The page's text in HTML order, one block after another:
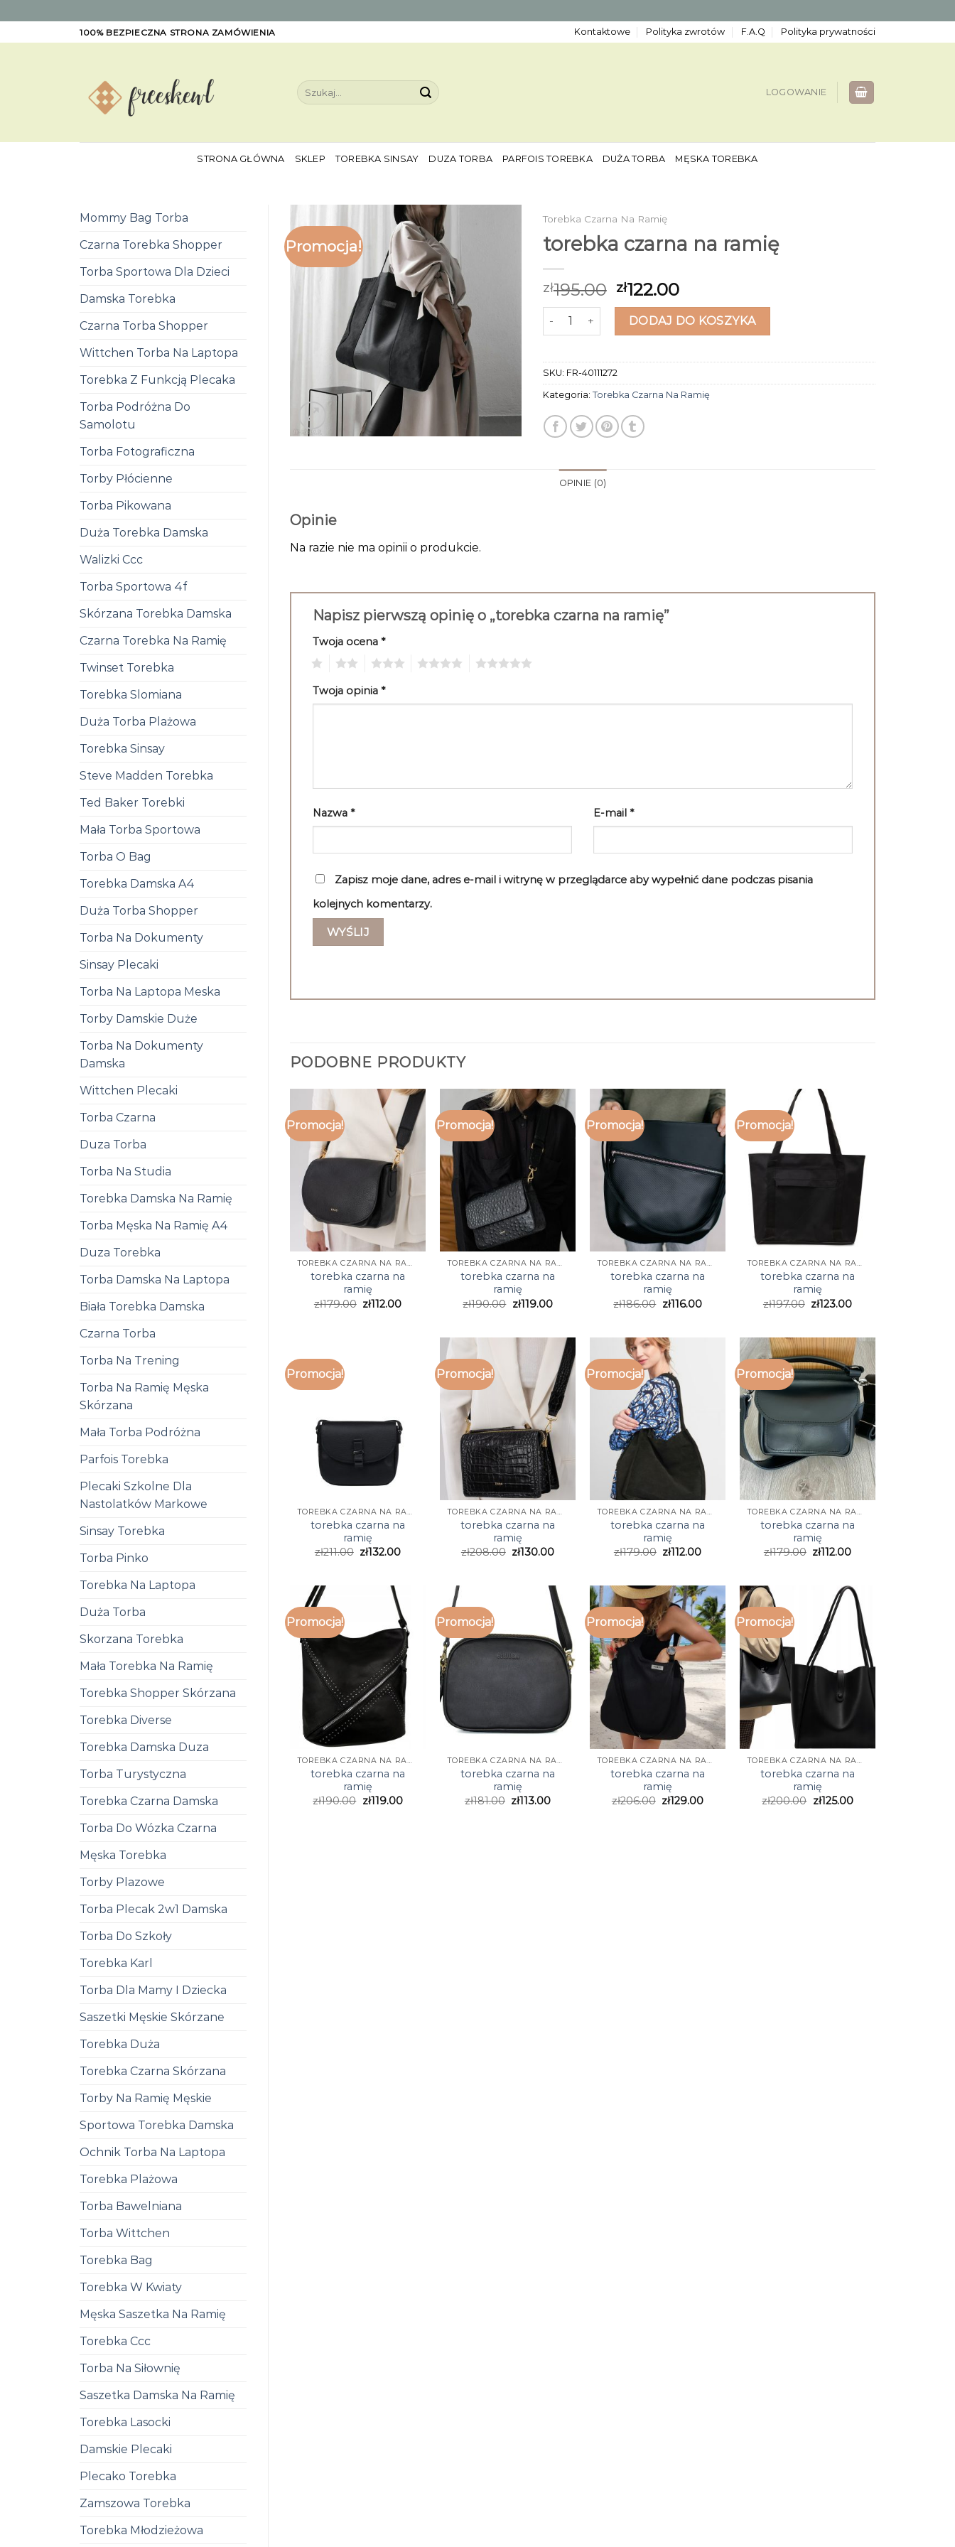
to
100% BEZPIECZNA STRONA ZAMÓWIENIA Kontaktowe Polityka zwrotów F.A.Q Polityka prywatności
Szukaj:
LOGOWANIE
STRONA GŁÓWNA SKLEP TOREBKA SINSAY DUZA TORBA PARFOIS TOREBKA DUŻA TORBA MĘSKA TOREBKA
Mommy Bag Torba
Czarna Torebka Shopper
Torba Sportowa Dla Dzieci
Damska Torebka
Czarna Torba Shopper
Wittchen Torba Na Laptopa
Torebka Z Funkcją Plecaka
Torba Podróżna Do
Samolotu
Torba Fotograficzna
Torby Płócienne
Torba Pikowana
Duża Torebka Damska
Walizki Ccc
Torba Sportowa 4f
Skórzana Torebka Damska
Czarna Torebka Na Ramię
Twinset Torebka
Torebka Slomiana
Duża Torba Plażowa
Torebka Sinsay
Steve Madden Torebka
Ted Baker Torebki
Mała Torba Sportowa
Torba O Bag
Torebka Damska A4
Duża Torba Shopper
Torba Na Dokumenty
Sinsay Plecaki
Torba Na Laptopa Meska
Torby Damskie Duże
Torba Na Dokumenty
Damska
Wittchen Plecaki
Torba Czarna
Duza Torba
Torba Na Studia
Torebka Damska Na Ramię
Torba Męska Na Ramię A4
Duza Torebka
Torba Damska Na Laptopa
Biała Torebka Damska
Czarna Torba
Torba Na Trening
Torba Na Ramię Męska
Skórzana
Mała Torba Podróżna
Parfois Torebka
Plecaki Szkolne Dla
Nastolatków Markowe
Sinsay Torebka
Torba Pinko
Torebka Na Laptopa
Duża Torba
Skorzana Torebka
Mała Torebka Na Ramię
Torebka Shopper Skórzana
Torebka Diverse
Torebka Damska Duza
Torba Turystyczna
Torebka Czarna Damska
Torba Do Wózka Czarna
Męska Torebka
Torby Plazowe
Torba Plecak 2w1 Damska
Torba Do Szkoły
Torebka Karl
Torba Dla Mamy I Dziecka
Saszetki Męskie Skórzane
Torebka Duża
Torebka Czarna Skórzana
Torby Na Ramię Męskie
Sportowa Torebka Damska
Ochnik Torba Na Laptopa
Torebka Plażowa
Torba Bawelniana
Torba Wittchen
Torebka Bag
Torebka W Kwiaty
Męska Saszetka Na Ramię
Torebka Ccc
Torba Na Siłownię
Saszetka Damska Na Ramię
Torebka Lasocki
Damskie Plecaki
Plecako Torebka
Zamszowa Torebka
Torebka Młodzieżowa
Promocja!
Torebka Czarna Na Ramię
torebka czarna na ramię
zł195.00 zł122.00
ilość torebka czarna na ramięDODAJ DO KOSZYKA
SKU: FR-40111272
Kategoria: Torebka Czarna Na Ramię
OPINIE (0)
Opinie
Na razie nie ma opinii o produkcie.
Napisz pierwszą opinię o „torebka czarna na ramię”
Twoja ocena *
Twoja opinia *
Nazwa * E-mail *
Zapisz moje dane, adres e-mail i witrynę w przeglądarce aby wypełnić dane podczas pisania
kolejnych komentarzy.
PODOBNE PRODUKTY
Promocja!
TOREBKA CZARNA NA RAMIĘ
torebka czarna na
ramię
zł179.00 zł112.00
Promocja!
TOREBKA CZARNA NA RAMIĘ
torebka czarna na
ramię
zł190.00 zł119.00
Promocja!
TOREBKA CZARNA NA RAMIĘ
torebka czarna na
ramię
zł186.00 zł116.00
Promocja!
TOREBKA CZARNA NA RAMIĘ
torebka czarna na
ramię
zł197.00 zł123.00
Promocja!
TOREBKA CZARNA NA RAMIĘ
torebka czarna na
ramię
zł211.00 zł132.00
Promocja!
TOREBKA CZARNA NA RAMIĘ
torebka czarna na
ramię
zł208.00 zł130.00
Promocja!
TOREBKA CZARNA NA RAMIĘ
torebka czarna na
ramię
zł179.00 zł112.00
Promocja!
TOREBKA CZARNA NA RAMIĘ
torebka czarna na
ramię
zł179.00 zł112.00
Promocja!
TOREBKA CZARNA NA RAMIĘ
torebka czarna na
ramię
zł190.00 zł119.00
Promocja!
TOREBKA CZARNA NA RAMIĘ
torebka czarna na
ramię
zł181.00 zł113.00
Promocja!
TOREBKA CZARNA NA RAMIĘ
torebka czarna na
ramię
zł206.00 zł129.00
Promocja!
TOREBKA CZARNA NA RAMIĘ
torebka czarna na
ramię
zł200.00 zł125.00